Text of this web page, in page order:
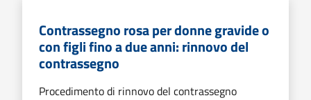
Contrassegno rosa per donne gravide o
con figli fino a due anni: rinnovo del
contrassegno
Procedimento di rinnovo del contrassegno